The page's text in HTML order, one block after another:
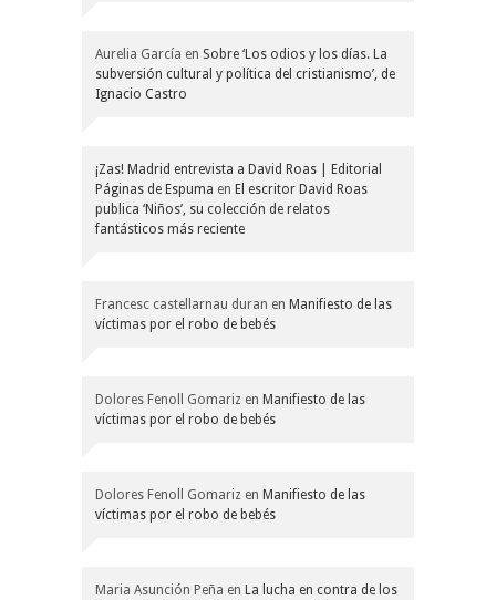
Aurelia García en Sobre ‘Los odios y los días. La
subversión cultural y política del cristianismo’, de
Ignacio Castro
¡Zas! Madrid entrevista a David Roas | Editorial
Páginas de Espuma en El escritor David Roas
publica ‘Niños’, su colección de relatos
fantásticos más reciente
Francesc castellarnau duran en Manifiesto de las
víctimas por el robo de bebés
Dolores Fenoll Gomariz en Manifiesto de las
víctimas por el robo de bebés
Dolores Fenoll Gomariz en Manifiesto de las
víctimas por el robo de bebés
Maria Asunción Peña en La lucha en contra de los